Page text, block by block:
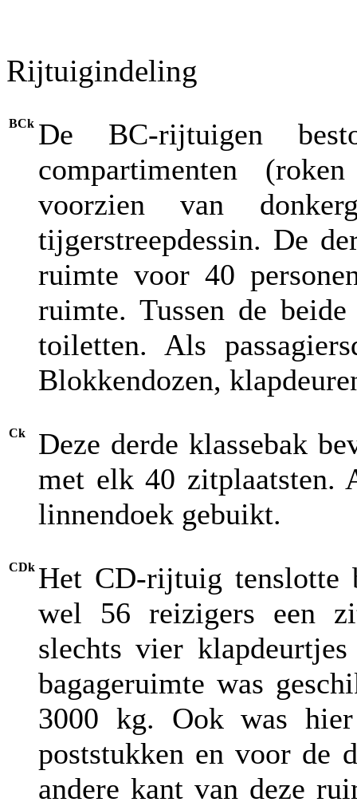
Rijtuigindeling
BCk De BC-rijtuigen
compartimenten
voorzien van
tijgerstreepdessin. De
ruimte voor 40
ruimte. Tussen de
toiletten. Als
Blokkendozen,
Ck
Deze derde klassebak
met elk 40 zitplaatsten.
linnendoek gebuikt.
CDk Het CD-rijtuig tenslotte
wel 56 reizigers een
slechts vier
bagageruimte was
3000 kg. Ook was
poststukken en voor de
andere kant van deze